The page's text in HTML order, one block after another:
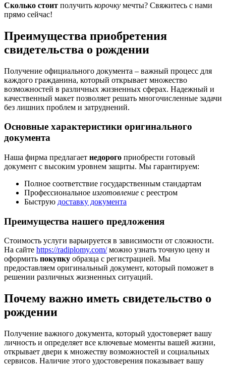
Сколько стоит получить корочку мечты? Свяжитесь с нами
прямо сейчас!
Преимущества приобретения
свидетельства о рождении
Получение официального документа – важный процесс для
каждого гражданина, который открывает множество
возможностей в различных жизненных сферах. Надежный и
качественный макет позволяет решать многочисленные задачи
без лишних проблем и затруднений.
Основные характеристики оригинального
документа
Наша фирма предлагает недорого приобрести готовый
документ с высоким уровнем защиты. Мы гарантируем:
Полное соответствие государственным стандартам
Профессиональное изготовление с реестром
Быструю доставку документа
Преимущества нашего предложения
Стоимость услуги варьируется в зависимости от сложности.
На сайте https://radiplomy.com/можно узнать точную цену и
оформить покупку образца с регистрацией. Мы
предоставляем оригинальный документ, который поможет в
решении различных жизненных ситуаций.
Почему важно иметь свидетельство о
рождении
Получение важного документа, который удостоверяет вашу
личность и определяет все ключевые моменты вашей жизни,
открывает двери к множеству возможностей и социальных
сервисов. Наличие этого удостоверения показывает вашу